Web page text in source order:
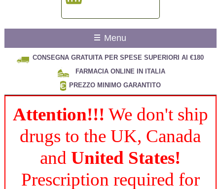
Menu
CONSEGNA GRATUITA PER SPESE SUPERIORI AI €180
FARMACIA ONLINE IN ITALIA
PREZZO MINIMO GARANTITO
Attention!!! We don't ship
drugs to the UK, Canada
and United States!
Prescription required for